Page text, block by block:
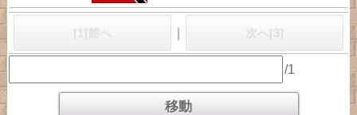
[1]前へ 次へ[3]
/1